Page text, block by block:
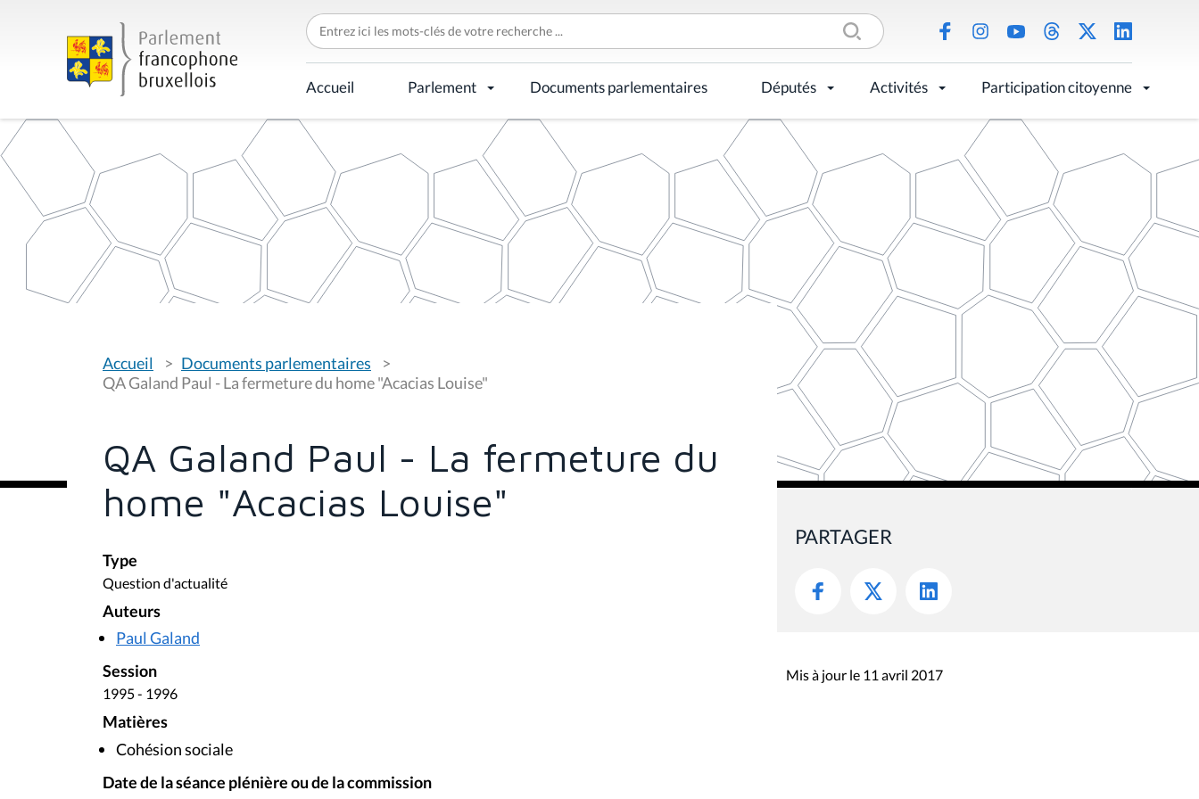
C
h
e
r
c
h
r
p
Accueil Parlement Documents parlementaires Députés Activités Participation citoyenne
o
u
s
s
Accueil
Documents parlementaires
QA Galand Paul - La fermeture du home "Acacias Louise"
QA Galand Paul - La fermeture du
home "Acacias Louise"
Type
Question d'actualité
Auteurs
Paul Galand
Session
1995 - 1996
Matières
Cohésion sociale
Date de la séance plénière ou de la commission
PARTAGER
Mis à jour le 11 avril 2017